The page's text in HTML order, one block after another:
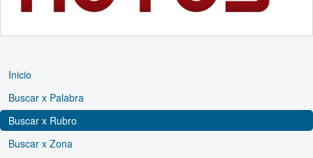
Inicio
Buscar x Palabra
Buscar x Rubro
Buscar x Zona